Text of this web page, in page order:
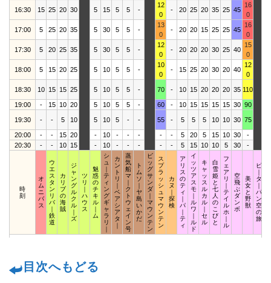
16:30 15 25 20 30 5 15 5 5 -
12
0
- 20 25 20 35 25 45
16
0
17:00 5 25 20 35 5 30 5 5 -
13
0
- 20 20 15 25 25 45
16
0
17:30 5 20 25 35 5 30 5 5 -
12
0
- 20 20 20 30 25 40
15
0
18:00 5 15 20 25 5 10 5 5 -
10
0
- 15 25 20 30 20 40
12
0
18:30 10 15 15 25 5 10 5 5 - 70 - 10 15 20 20 20 35 110
19:00 - 15 10 20 5 10 5 5 - 60 - 10 15 15 15 15 30 90
19:30 - - 5 10 5 10 5 - - 55 - 5 5 5 10 10 30 75
20:00 - - 15 20 - 10 - - - - - 5 20 5 15 10 30 -
20:30
- - 10 15 - 10 - - - - - 5 15 10 10 5 30 -
時
刻
オ
ム
ニ
バ
ス
ウ
エ
ス
タ
ン
リ
バ
｜
鉄
道
カ
リ
ブ
の
海
賊
ジ
ャ
ン
グ
ル
ク
ル
｜
ズ
ツ
リ
｜
ハ
ウ
ス
魅
惑
の
チ
キ
ル
｜
ム
シ
ュ
｜
テ
ィ
ン
グ
ギ
ャ
ラ
リ
｜
カ
ン
ト
リ
｜
ベ
ア
シ
ア
タ
｜
蒸
気
船
マ
｜
ク
ト
ウ
ェ
イ
ン
号
ト
ム
ソ
｜
ヤ
島
い
か
だ
ビ
ッ
グ
サ
ン
ダ
｜
マ
ウ
ン
テ
ン
ス
プ
ラ
ッ
シ
ュ
マ
ウ
ン
テ
ン
カ
ヌ
｜
探
検
ア
リ
ス
の
テ
ィ
｜
パ
｜
テ
ィ
イ
ッ
ツ
ア
ス
モ
｜
ル
ワ
｜
ル
ド
キ
ャ
ッ
ス
ル
カ
ル
｜
セ
ル
白
雪
姫
と
七
人
の
こ
び
と
フ
ェ
ア
リ
｜
テ
イ
ル
ホ
｜
ル
空
飛
ぶ
ダ
ン
ボ
美
女
と
野
獣
ピ
｜
タ
｜
パ
ン
空
の
旅
目次へもどる